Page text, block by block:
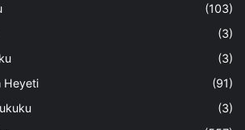
(103)
(3)
(3)
Heyeti
(91)
(3)